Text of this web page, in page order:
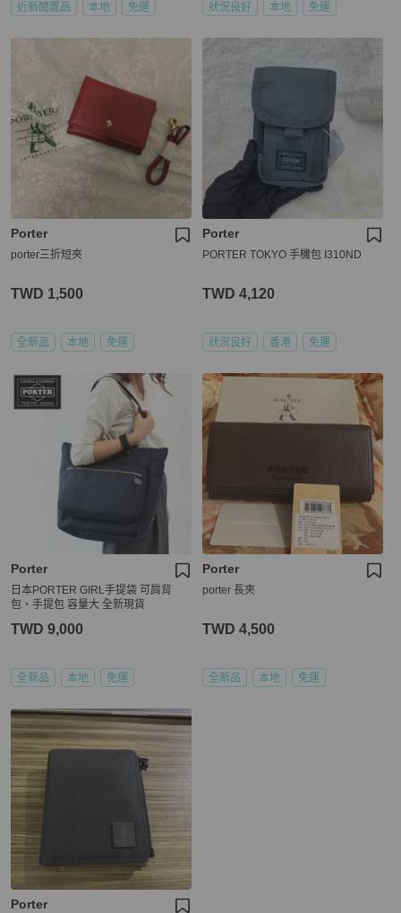
近新閒置品 本地 免運 狀況良好 本地 免運
Porter
porter三折短夾
TWD 1,500
全新品 本地 免運
Porter
PORTER TOKYO 手機包 I310ND
TWD 4,120
狀況良好 香港 免運
Porter
日本PORTER GIRL手提袋 可肩背
包、手提包 容量大 全新現貨
TWD 9,000
全新品 本地 免運
Porter
porter 長夾
TWD 4,500
全新品 本地 免運
Porter